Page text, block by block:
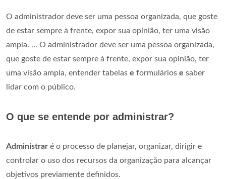
O administrador deve ser uma pessoa organizada, que goste
de estar sempre à frente, expor sua opinião, ter uma visão
ampla. ... O administrador deve ser uma pessoa organizada,
que goste de estar sempre à frente, expor sua opinião, ter
uma visão ampla, entender tabelas e formulários e saber
lidar com o público.
O que se entende por administrar?
Administrar é o processo de planejar, organizar, dirigir e
controlar o uso dos recursos da organização para alcançar
objetivos previamente definidos.